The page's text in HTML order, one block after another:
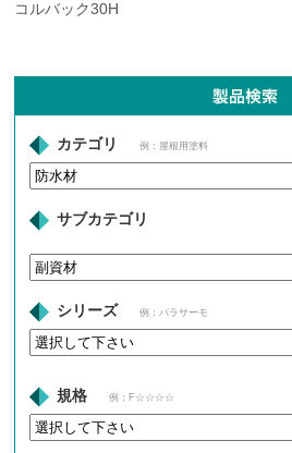
コルバック30H
カテゴリ 例：屋根用塗料
サブカテゴリ
シリーズ 例：パラサーモ
規格 例：F☆☆☆☆